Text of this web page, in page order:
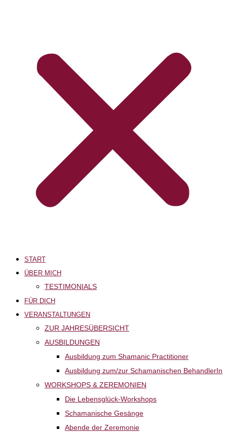
START
ÜBER MICH
TESTIMONIALS
FÜR DICH
VERANSTALTUNGEN
ZUR JAHRESÜBERSICHT
AUSBILDUNGEN
Ausbildung zum Shamanic Practitioner
Ausbildung zum/zur Schamanischen BehandlerIn
WORKSHOPS & ZEREMONIEN
Die Lebensglück-Workshops
Schamanische Gesänge
Abende der Zeremonie